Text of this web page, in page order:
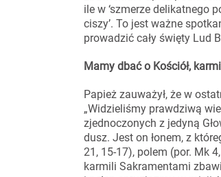
ile w ‘szmerze delikatnego
ciszy’. To jest ważne
prowadzić cały święty Lud
Mamy dbać o Kościół,
Papież zauważył, że w
„Widzieliśmy prawdziwą
zjednoczonych z jedyną
dusz. Jest on łonem, z
21, 15-17), polem (por. Mk
karmili Sakramentami